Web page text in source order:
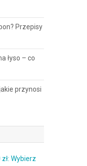
Przepisy
łyso – co
przynosi
Wybierz